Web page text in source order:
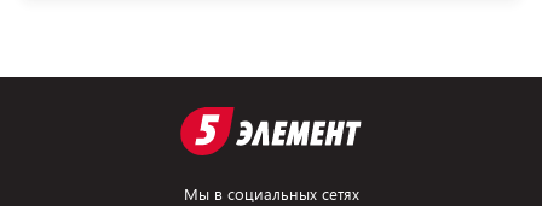
Мы в социальных сетях